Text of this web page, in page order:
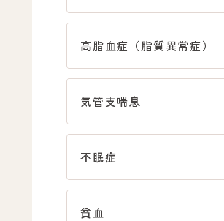
高脂血症（脂質異常症）
気管支喘息
不眠症
貧血